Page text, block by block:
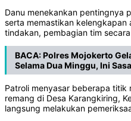
Danu menekankan pentingnya
serta memastikan kelengkapan
tindakan, pembagian tim
BACA:Polres Mojokerto
Selama Dua Minggu, Ini
Patroli menyasar beberapa
remang di Desa Karangkiring,
langsung melakukan